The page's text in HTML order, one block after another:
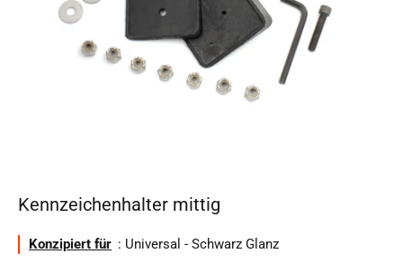
Kennzeichenhalter mittig
Konzipiert für : Universal - Schwarz Glanz